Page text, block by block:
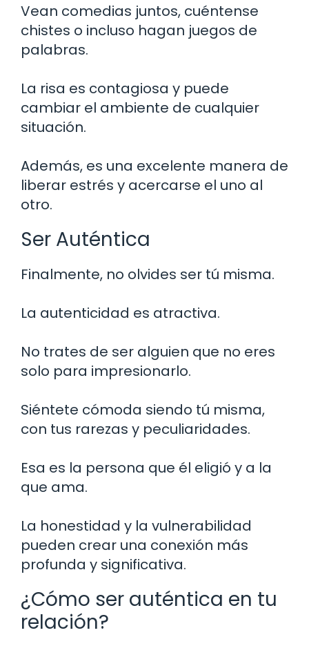
Vean comedias juntos, cuéntense
chistes o incluso hagan juegos de
palabras.
La risa es contagiosa y puede
cambiar el ambiente de cualquier
situación.
Además, es una excelente manera de
liberar estrés y acercarse el uno al
otro.
Ser Auténtica
Finalmente, no olvides ser tú misma.
La autenticidad es atractiva.
No trates de ser alguien que no eres
solo para impresionarlo.
Siéntete cómoda siendo tú misma,
con tus rarezas y peculiaridades.
Esa es la persona que él eligió y a la
que ama.
La honestidad y la vulnerabilidad
pueden crear una conexión más
profunda y significativa.
¿Cómo ser auténtica en tu
relación?